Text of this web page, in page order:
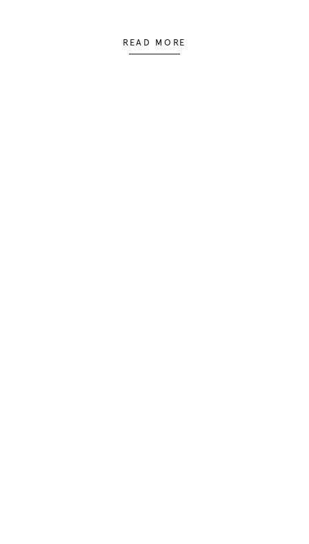
READ MORE